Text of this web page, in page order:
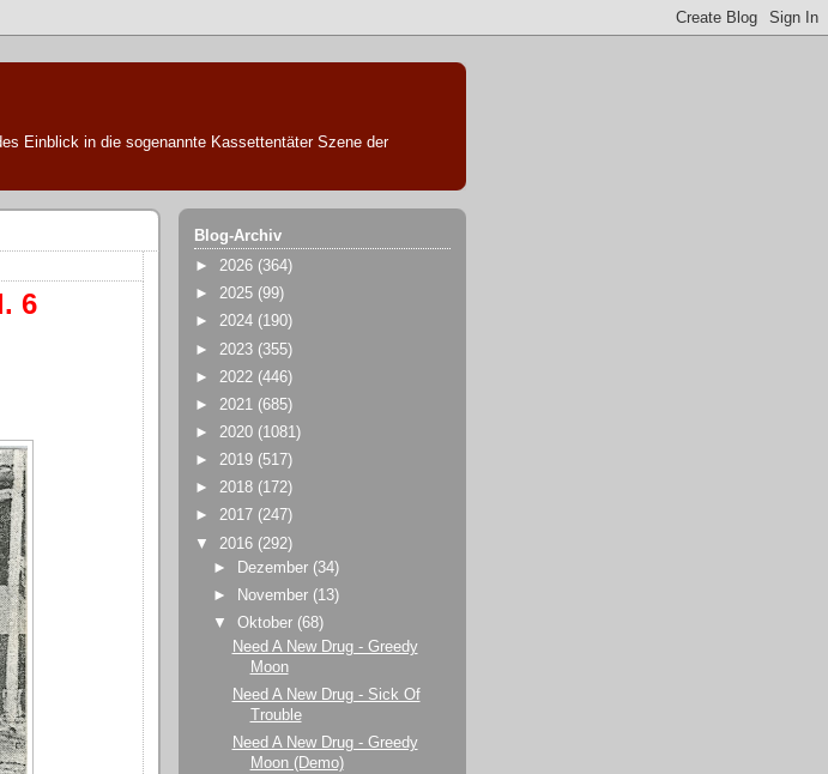
Einblick in die sogenannte Kassettentäter Szene der
6
Blog-Archiv
► 2026 (364)
► 2025 (99)
► 2024 (190)
► 2023 (355)
► 2022 (446)
► 2021 (685)
► 2020 (1081)
► 2019 (517)
► 2018 (172)
► 2017 (247)
▼ 2016 (292)
►
Dezember (34)
►
November (13)
▼Oktober (68)
Need A New Drug - Greedy
Moon
Need A New Drug - Sick Of
Trouble
Need A New Drug - Greedy
Moon (Demo)